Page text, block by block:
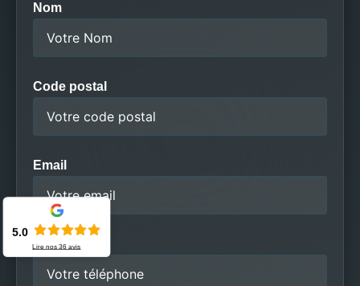
Nom
Code postal
Email
Téléphone
5.0
Lire nos36 avis